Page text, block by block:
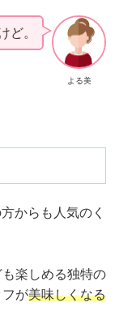
よる美
ど。
からも人気のく
楽しめる独特の
が美味しくなる